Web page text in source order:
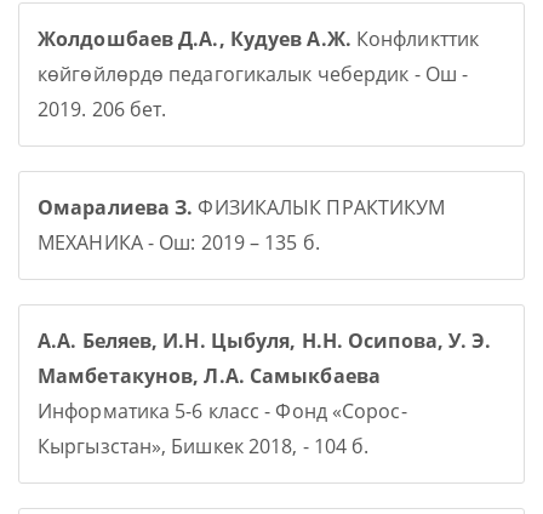
Жолдошбаев Д.А., Кудуев А.Ж. Конфликттик
көйгөйлөрдө педагогикалык чебердик - Ош -
2019. 206 бет.
Омаралиева З. ФИЗИКАЛЫК ПРАКТИКУМ
МЕХАНИКА - Ош: 2019 – 135 б.
А.А. Беляев, И.Н. Цыбуля, Н.Н. Осипова, У. Э.
Мамбетакунов, Л.А. Самыкбаева
Информатика 5-6 класс - Фонд «Сорос-
Кыргызстан», Бишкек 2018, - 104 б.